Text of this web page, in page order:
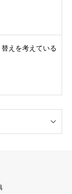
えを考えている